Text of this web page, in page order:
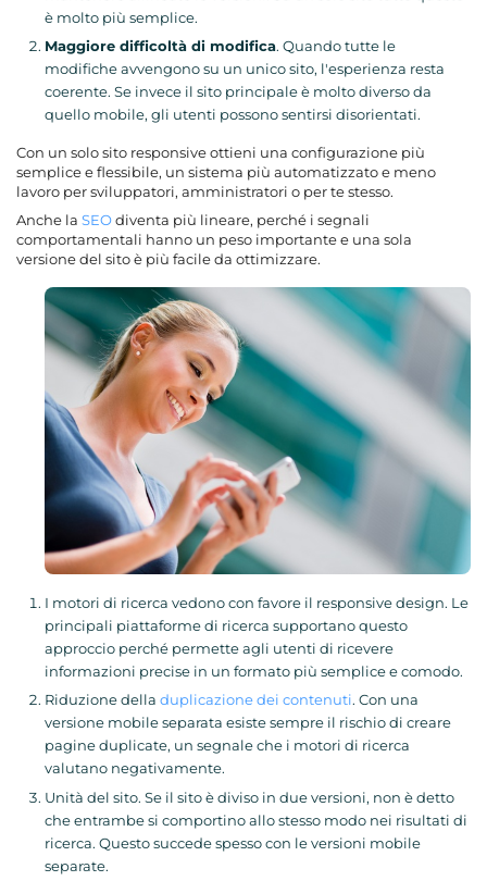
è molto più semplice.
Maggiore difficoltà di modifica. Quando tutte le
modifiche avvengono su un unico sito, l'esperienza resta
coerente. Se invece il sito principale è molto diverso da
quello mobile, gli utenti possono sentirsi disorientati.
Con un solo sito responsive ottieni una configurazione più
semplice e flessibile, un sistema più automatizzato e meno
lavoro per sviluppatori, amministratori o per te stesso.
Anche la SEOdiventa più lineare, perché i segnali
comportamentali hanno un peso importante e una sola
versione del sito è più facile da ottimizzare.
I motori di ricerca vedono con favore il responsive design. Le
principali piattaforme di ricerca supportano questo
approccio perché permette agli utenti di ricevere
informazioni precise in un formato più semplice e comodo.
Riduzione della duplicazione dei contenuti. Con una
versione mobile separata esiste sempre il rischio di creare
pagine duplicate, un segnale che i motori di ricerca
valutano negativamente.
Unità del sito. Se il sito è diviso in due versioni, non è detto
che entrambe si comportino allo stesso modo nei risultati di
ricerca. Questo succede spesso con le versioni mobile
separate.